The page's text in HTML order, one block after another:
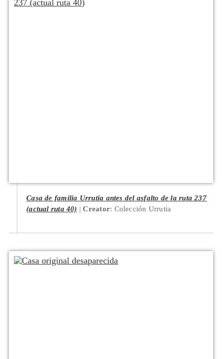
Casa de familia Urrutia antes del asfalto de la ruta 237
(actual ruta 40)
Creator: Colección Urrutia